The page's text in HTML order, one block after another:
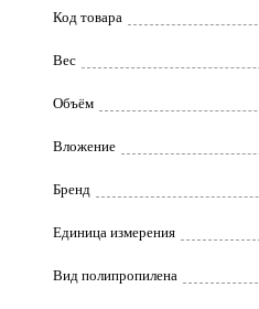
Код товара
Вес
Объём
Вложение
Бренд
Единица измерения
Вид полипропилена